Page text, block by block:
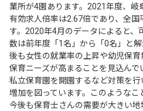
業所が4園あります。2021年度、岐
有効求人倍率は2.67倍であり、全国
す。2020年4月のデータによると、
数は前年度「1名」から「0名」と
後も女性の就業率の上昇や幼児保育
保育ニーズが高まることを見込んで
私立保育園を開園するなど対策を
増加を図っています。このようなこ
今後も保育士さんの需要が大きい